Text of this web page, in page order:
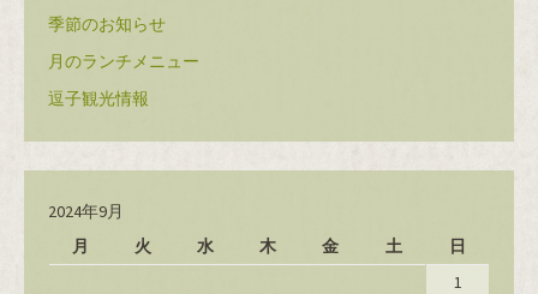
季節のお知らせ
月のランチメニュー
逗子観光情報
2024年9月
月
火 水 木 金 土 日
1